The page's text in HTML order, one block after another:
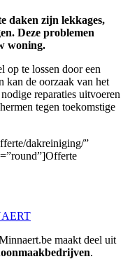
daken zijn lekkages,
Deze problemen
woning.
op te lossen door een
kan de oorzaak van het
reparaties uitvoeren
tegen toekomstige
dakreiniging/”
maakt deel uit
.